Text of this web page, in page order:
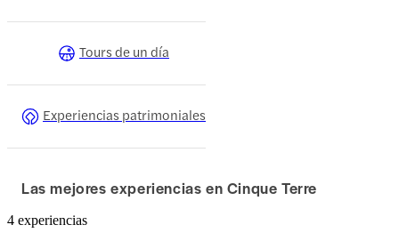
Tours de un día
Experiencias patrimoniales
Las mejores experiencias en Cinque Terre
4 experiencias